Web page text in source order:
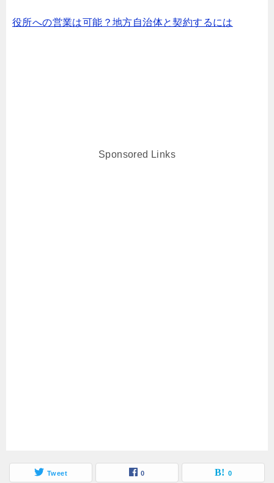
役所への営業は可能？地方自治体と契約するには
Sponsored Links
Tweet 0 0